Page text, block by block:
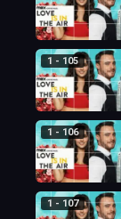
1 - 105
1 - 106
1 - 107